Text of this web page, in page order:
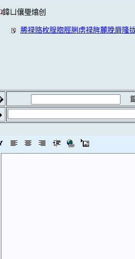
鍏ㄩ儴璺熻创
脪禄赂枚脭脗脛脷虏禄脌麓脕脣隆